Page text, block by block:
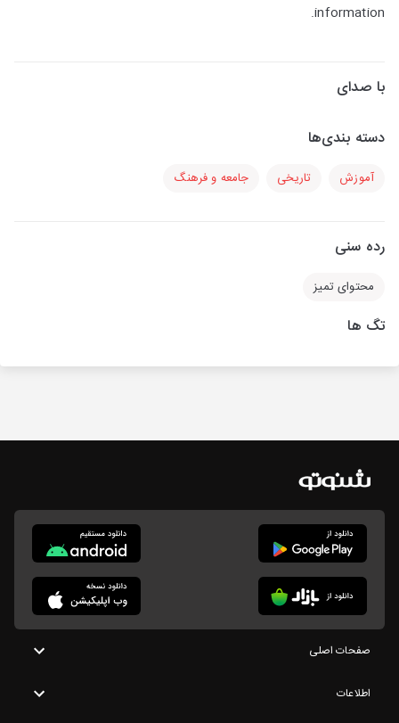
information.
با صدای
دسته بندی‌ها
آموزش تاریخی جامعه و فرهنگ
رده سنی
محتوای تمیز
تگ ها
صفحات اصلی
اطلاعات